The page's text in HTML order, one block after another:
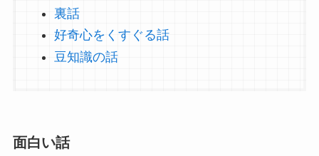
裏話
好奇心をくすぐる話
豆知識の話
面白い話